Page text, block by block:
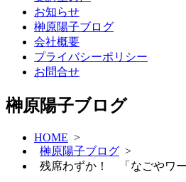
お知らせ
榊原陽子ブログ
会社概要
プライバシーポリシー
お問合せ
榊原陽子ブログ
HOME >
榊原陽子ブログ >
残席わずか！ 「なごやワ